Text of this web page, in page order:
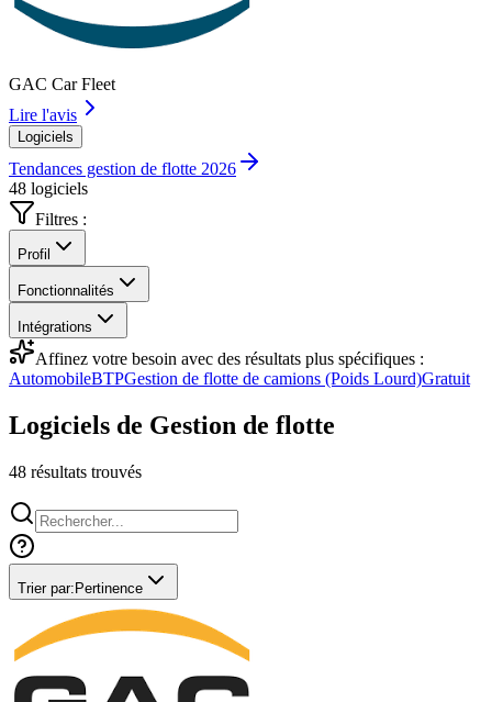
GAC Car Fleet
Lire l'avis
Logiciels
Tendances gestion de flotte 2026
48 logiciels
Filtres :
Profil
Fonctionnalités
Intégrations
Affinez votre besoin avec des résultats plus spécifiques :
AutomobileBTPGestion de flotte de camions (Poids Lourd)Gratuit
Logiciels de Gestion de flotte
48 résultats trouvés
Trier par:Pertinence